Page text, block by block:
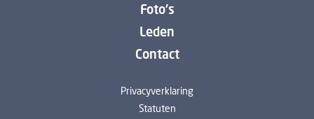
Foto's
Leden
Contact
Privacyverklaring
Statuten